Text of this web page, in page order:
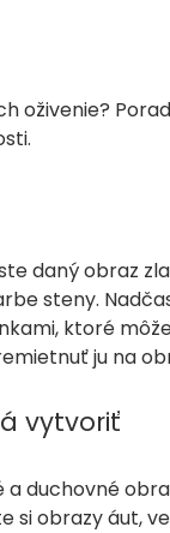
oživenie?
daný obraz
steny.
ktoré
ju na
vytvoriť
duchovné
obrazy áut,